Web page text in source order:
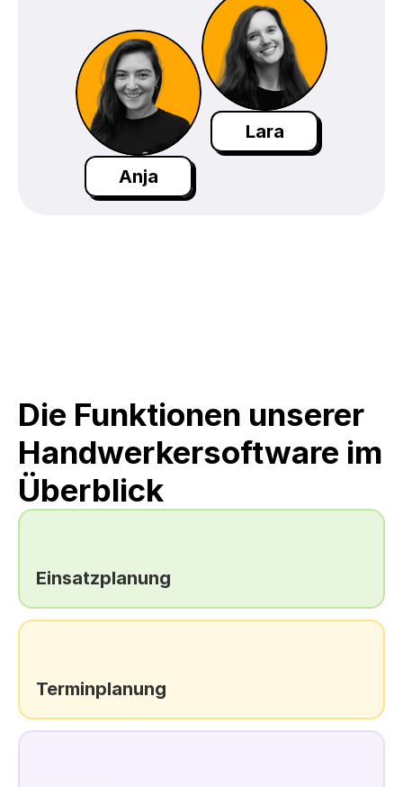
Anja
Lara
Die Funktionen unserer
Handwerkersoftware im
Überblick
Einsatzplanung
Terminplanung